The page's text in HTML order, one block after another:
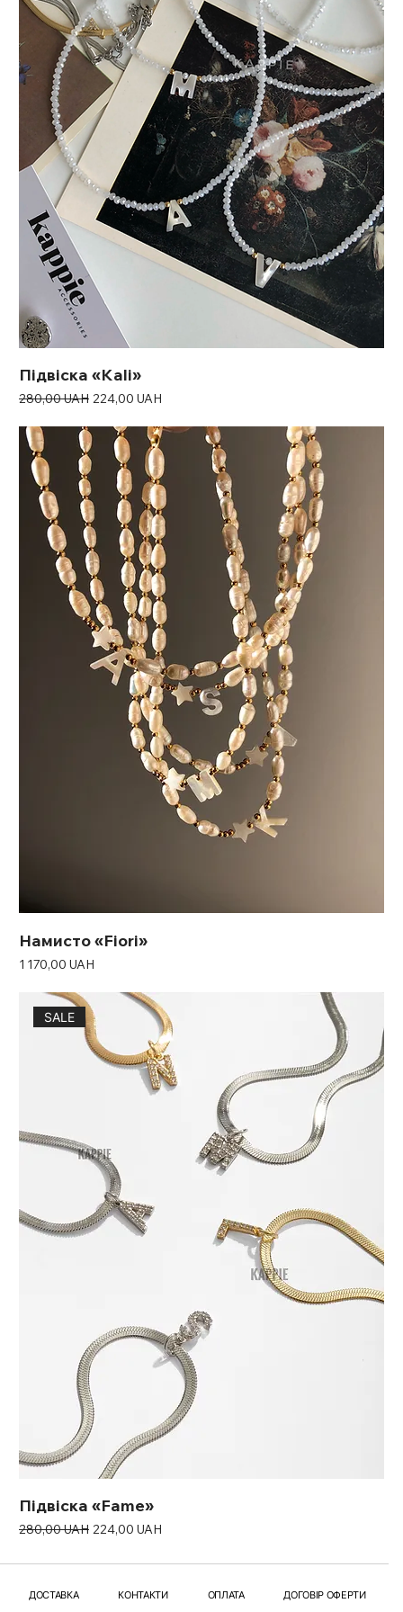
Підвіска «Kali»
Звичайна ціна
280,00 UAH За розпродажем
224,00 UAH
Намисто «Fiori»
Ціна
1 170,00 UAH
SALE
Підвіска «Fame»
Звичайна ціна
280,00 UAH За розпродажем
224,00 UAH
ДОСТАВКА КОНТАКТИ ОПЛАТА ДОГОВІР ОФЕРТИ